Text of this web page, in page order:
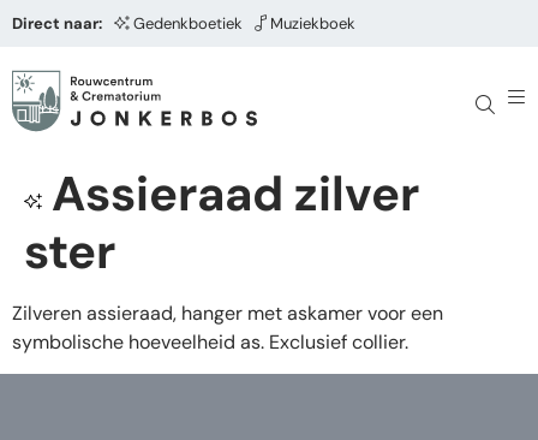
Direct naar: Gedenkboetiek Muziekboek
Assieraad zilver
ster
Zilveren assieraad, hanger met askamer voor een
symbolische hoeveelheid as. Exclusief collier.